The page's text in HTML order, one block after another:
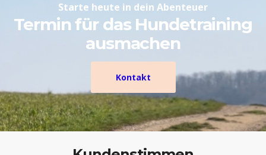
Starte heute in dein Abenteuer
Termin für das Hundetraining
ausmachen
Kontakt